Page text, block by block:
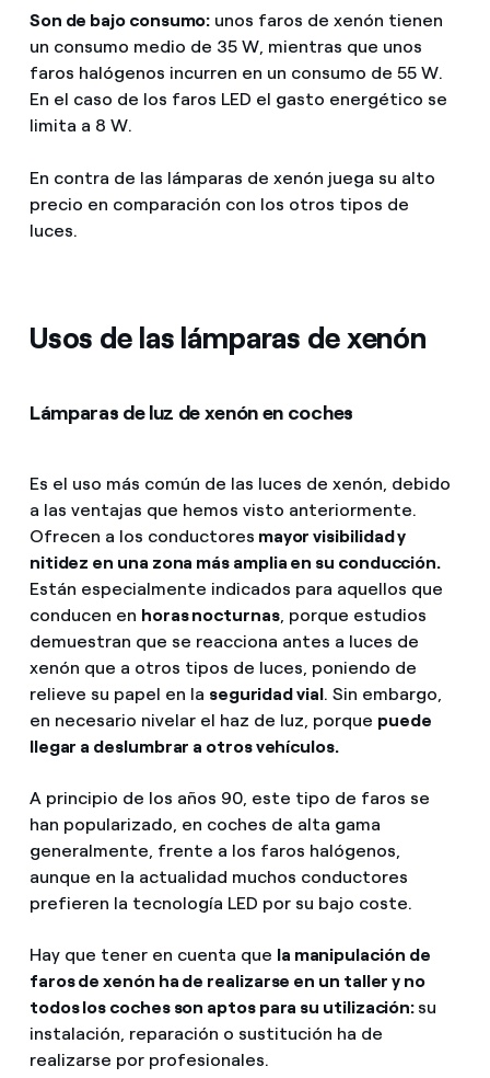
Son de bajo consumo: unos faros de xenón tienen
un consumo medio de 35 W, mientras que unos
faros halógenos incurren en un consumo de 55 W.
En el caso de los faros LED el gasto energético se
limita a 8 W.
En contra de las lámparas de xenón juega su alto
precio en comparación con los otros tipos de
luces.
Usos de las lámparas de xenón
Lámparas de luz de xenón en coches
Es el uso más común de las luces de xenón, debido
a las ventajas que hemos visto anteriormente.
Ofrecen a los conductores mayor visibilidad y
nitidez en una zona más amplia en su conducción.
Están especialmente indicados para aquellos que
conducen en horas nocturnas, porque estudios
demuestran que se reacciona antes a luces de
xenón que a otros tipos de luces, poniendo de
relieve su papel en la seguridad vial. Sin embargo,
en necesario nivelar el haz de luz, porque puede
llegar a deslumbrar a otros vehículos.
A principio de los años 90, este tipo de faros se
han popularizado, en coches de alta gama
generalmente, frente a los faros halógenos,
aunque en la actualidad muchos conductores
prefieren la tecnología LED por su bajo coste.
Hay que tener en cuenta que la manipulación de
faros de xenón ha de realizarse en un taller y no
todos los coches son aptos para su utilización: su
instalación, reparación o sustitución ha de
realizarse por profesionales.